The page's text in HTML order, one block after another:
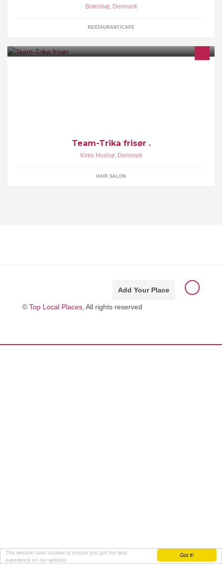
Got it!
This website uses cookies to ensure you get the best
experience on our website.
Brønshøj, Denmark
RESTAURANT/CAFE
Team-Trika frisør .
Kirke Hvalsø, Denmark
HAIR SALON
Add Your Place
© Top Local Places , All rights reserved